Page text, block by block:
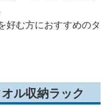
好む方におすすめのタ
ル収納ラック